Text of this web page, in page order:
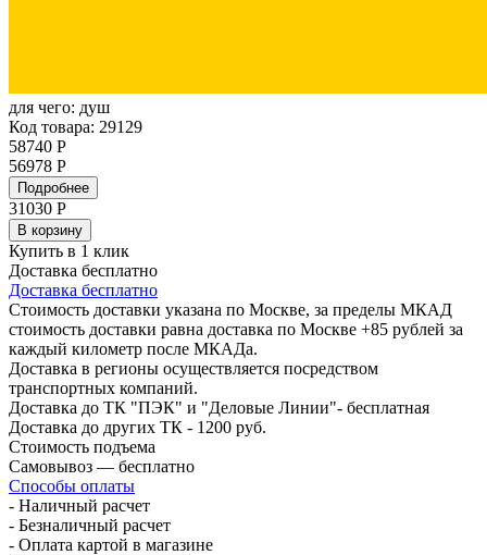
для чего: душ
Код товара: 29129
58740 Р
56978 Р
Подробнее
31030 Р
В корзину
Купить в 1 клик
Доставка бесплатно
Доставка бесплатно
Стоимость доставки указана по Москве, за пределы МКАД
стоимость доставки равна доставка по Москве +85 рублей за
каждый километр после МКАДа.
Доставка в регионы осуществляется посредством
транспортных компаний.
Доставка до ТК "ПЭК" и "Деловые Линии"- бесплатная
Доставка до других ТК - 1200 руб.
Стоимость подъема
Самовывоз — бесплатно
Способы оплаты
- Наличный расчет
- Безналичный расчет
- Оплата картой в магазине